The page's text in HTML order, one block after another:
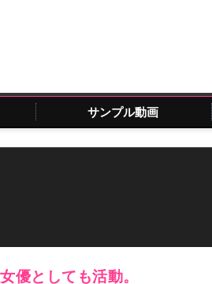
サンプル動画
優としても活動。